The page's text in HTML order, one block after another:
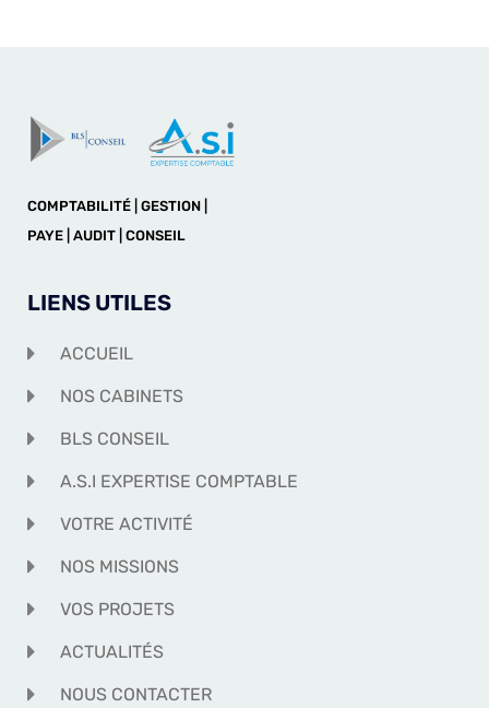
COMPTABILITÉ | GESTION |
PAYE | AUDIT | CONSEIL
LIENS UTILES
ACCUEIL
NOS CABINETS
BLS CONSEIL
A.S.I EXPERTISE COMPTABLE
VOTRE ACTIVITÉ
NOS MISSIONS
VOS PROJETS
ACTUALITÉS
NOUS CONTACTER